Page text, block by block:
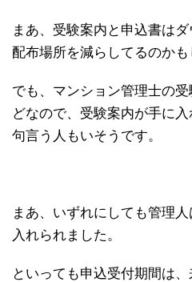
まあ、受験案内と申込書はダ
配布場所を減らしてるのかも
でも、マンション管理士の
どなので、受験案内が手に
句言う人もいそうです。
まあ、いずれにしても管理
入れられました。
といっても申込受付期間は